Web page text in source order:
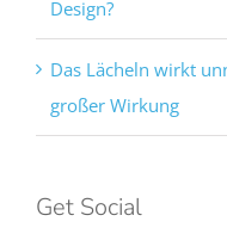
Design?
Das Lächeln wirkt
großer Wirkung
Get Social